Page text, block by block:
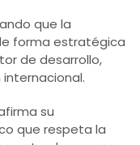
que la
forma estratégica
de desarrollo,
su
que respeta la